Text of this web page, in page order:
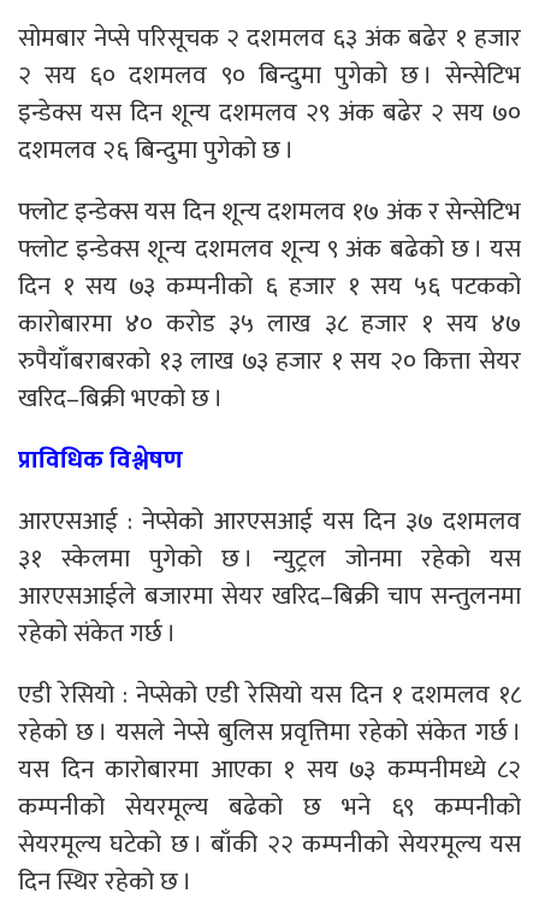
सोमबार नेप्से परिसूचक २ दशमलव ६३ अंक बढेर १ हजार
२ सय ६० दशमलव ९० बिन्दुमा पुगेको छ । सेन्सेटिभ
इन्डेक्स यस दिन शून्य दशमलव २९ अंक बढेर २ सय ७०
दशमलव २६ बिन्दुमा पुगेको छ ।
फ्लोट इन्डेक्स यस दिन शून्य दशमलव १७ अंक र सेन्सेटिभ
फ्लोट इन्डेक्स शून्य दशमलव शून्य ९ अंक बढेको छ । यस
दिन १ सय ७३ कम्पनीको ६ हजार १ सय ५६ पटकको
कारोबारमा ४० करोड ३५ लाख ३८ हजार १ सय ४७
रुपैयाँबराबरको १३ लाख ७३ हजार १ सय २० कित्ता सेयर
खरिद–बिक्री भएको छ ।
प्राविधिक विश्लेषण
आरएसआई : नेप्सेको आरएसआई यस दिन ३७ दशमलव
३१ स्केलमा पुगेको छ । न्युट्रल जोनमा रहेको यस
आरएसआईले बजारमा सेयर खरिद–बिक्री चाप सन्तुलनमा
रहेको संकेत गर्छ ।
एडी रेसियो : नेप्सेको एडी रेसियो यस दिन १ दशमलव १८
रहेको छ । यसले नेप्से बुलिस प्रवृत्तिमा रहेको संकेत गर्छ ।
यस दिन कारोबारमा आएका १ सय ७३ कम्पनीमध्ये ८२
कम्पनीको सेयरमूल्य बढेको छ भने ६९ कम्पनीको
सेयरमूल्य घटेको छ । बाँकी २२ कम्पनीको सेयरमूल्य यस
दिन स्थिर रहेको छ ।